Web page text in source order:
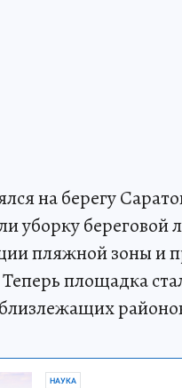
на берегу
уборку
пляжной зоны и
площадка
НАУКА